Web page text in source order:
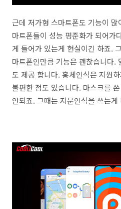
근데 저가형 스마트폰도 기능이
마트폰들이 성능 평준화가 되어가
게 들어가 있는게 현실이긴 하죠.
마트폰인만큼 기능은 괜찮습니다.
도 제공 합니다. 홍체인식은 지원
불편한 점도 있습니다. 마스크를
안되죠. 그때는 지문인식을 쓰는